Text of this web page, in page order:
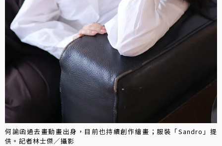
何諭函過去畫動畫出身，目前也持續創作繪畫；服裝「Sandro」提
供。記者林士傑／攝影